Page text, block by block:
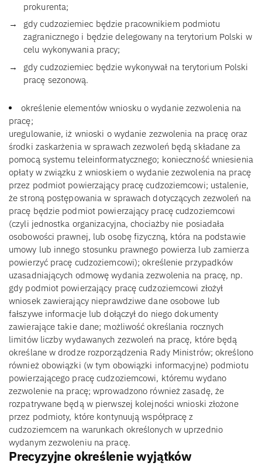
prokurenta;
gdy cudzoziemiec będzie pracownikiem podmiotu
zagranicznego i będzie delegowany na terytorium Polski w
celu wykonywania pracy;
gdy cudzoziemiec będzie wykonywał na terytorium Polski
pracę sezonową.
określenie elementów wniosku o wydanie zezwolenia na
pracę;
uregulowanie, iż wnioski o wydanie zezwolenia na pracę oraz
środki zaskarżenia w sprawach zezwoleń będą składane za
pomocą systemu teleinformatycznego; konieczność wniesienia
opłaty w związku z wnioskiem o wydanie zezwolenia na pracę
przez podmiot powierzający pracę cudzoziemcowi; ustalenie,
że stroną postępowania w sprawach dotyczących zezwoleń na
pracę będzie podmiot powierzający pracę cudzoziemcowi
(czyli jednostka organizacyjna, chociażby nie posiadała
osobowości prawnej, lub osobę fizyczną, która na podstawie
umowy lub innego stosunku prawnego powierza lub zamierza
powierzyć pracę cudzoziemcowi); określenie przypadków
uzasadniających odmowę wydania zezwolenia na pracę, np.
gdy podmiot powierzający pracę cudzoziemcowi złożył
wniosek zawierający nieprawdziwe dane osobowe lub
fałszywe informacje lub dołączył do niego dokumenty
zawierające takie dane; możliwość określania rocznych
limitów liczby wydawanych zezwoleń na pracę, które będą
określane w drodze rozporządzenia Rady Ministrów; określono
również obowiązki (w tym obowiązki informacyjne) podmiotu
powierzającego pracę cudzoziemcowi, któremu wydano
zezwolenie na pracę; wprowadzono również zasadę, że
rozpatrywane będą w pierwszej kolejności wnioski złożone
przez podmioty, które kontynuują współpracę z
cudzoziemcem na warunkach określonych w uprzednio
wydanym zezwoleniu na pracę.
Precyzyjne określenie wyjątków